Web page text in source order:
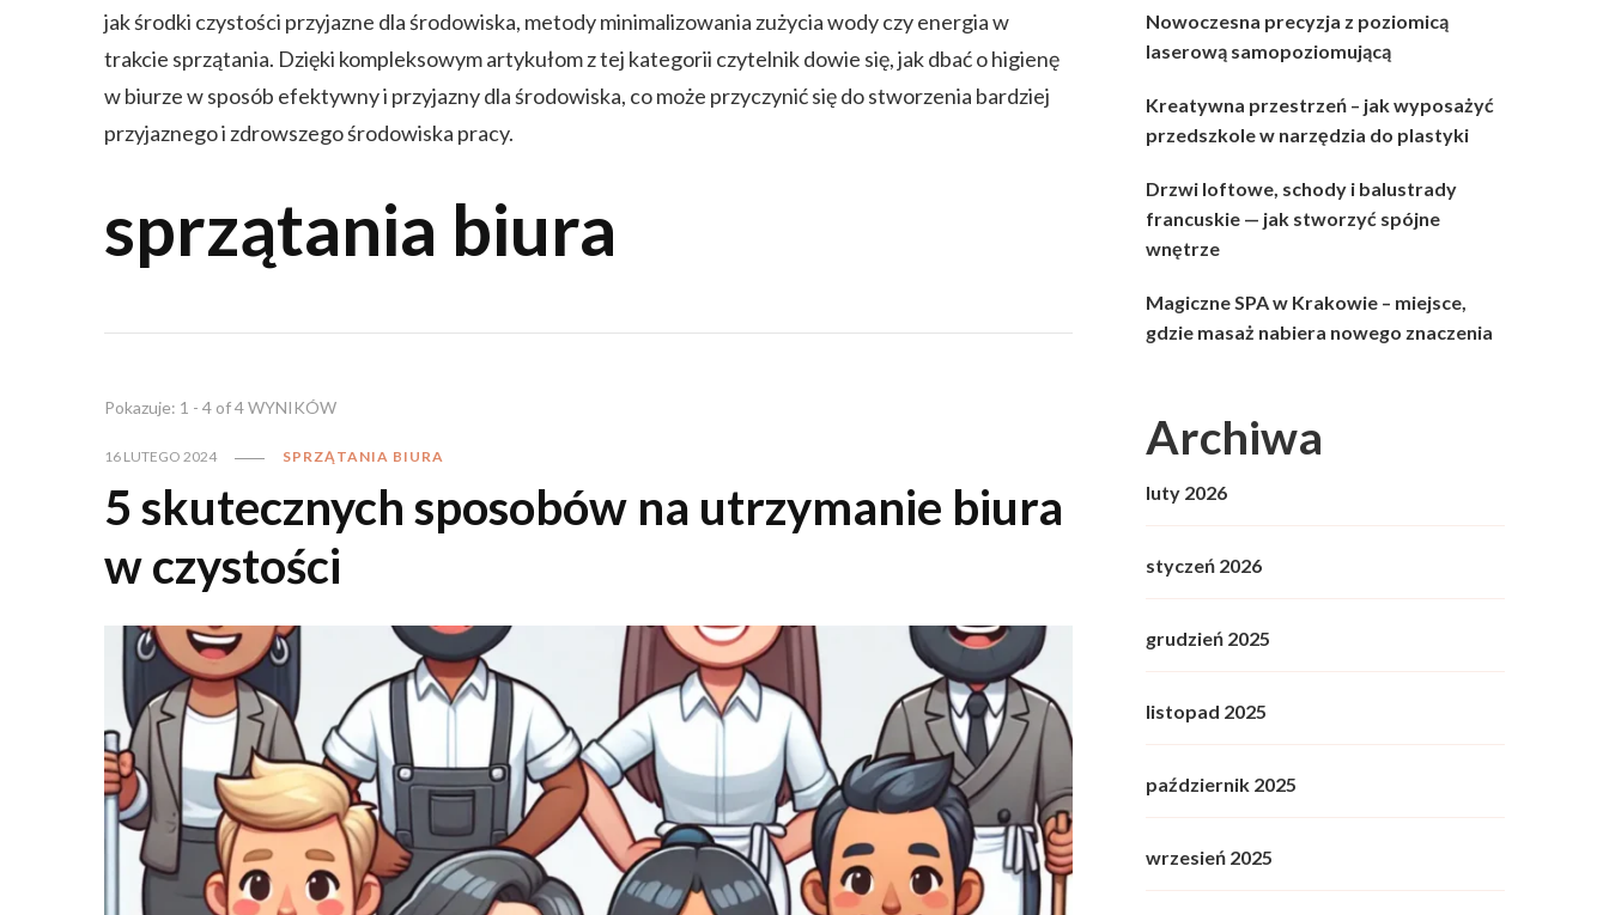
jak środki czystości przyjazne dla środowiska, metody minimalizowania zużycia wody czy energia w
trakcie sprzątania. Dzięki kompleksowym artykułom z tej kategorii czytelnik dowie się, jak dbać o higienę
w biurze w sposób efektywny i przyjazny dla środowiska, co może przyczynić się do stworzenia bardziej
przyjaznego i zdrowszego środowiska pracy.
sprzątania biura
Pokazuje: 1 - 4 of 4 WYNIKÓW
16 LUTEGO 2024 SPRZĄTANIA BIURA
5 skutecznych sposobów na utrzymanie biura
w czystości
Nowoczesna precyzja z poziomicą
laserową samopoziomującą
Kreatywna przestrzeń – jak wyposażyć
przedszkole w narzędzia do plastyki
Drzwi loftowe, schody i balustrady
francuskie — jak stworzyć spójne
wnętrze
Magiczne SPA w Krakowie – miejsce,
gdzie masaż nabiera nowego znaczenia
Archiwa
luty 2026
styczeń 2026
grudzień 2025
listopad 2025
październik 2025
wrzesień 2025